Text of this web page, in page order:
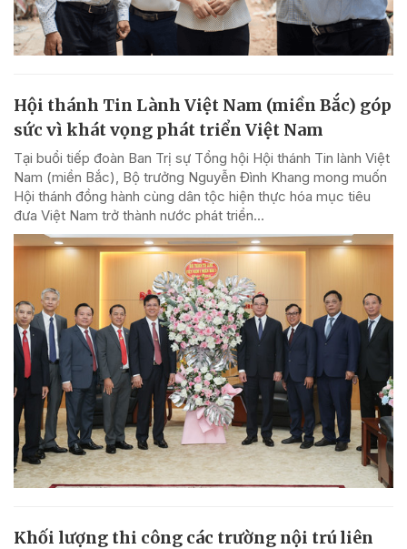
Hội thánh Tin Lành Việt Nam (miền Bắc) góp
sức vì khát vọng phát triển Việt Nam
Tại buổi tiếp đoàn Ban Trị sự Tổng hội Hội thánh Tin lành Việt
Nam (miền Bắc), Bộ trưởng Nguyễn Đình Khang mong muốn
Hội thánh đồng hành cùng dân tộc hiện thực hóa mục tiêu
đưa Việt Nam trở thành nước phát triển...
Khối lượng thi công các trường nội trú liên